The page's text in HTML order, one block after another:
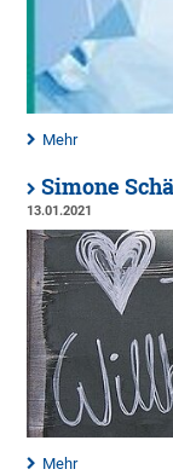
Mehr
Simone
13.01.2021
Mehr